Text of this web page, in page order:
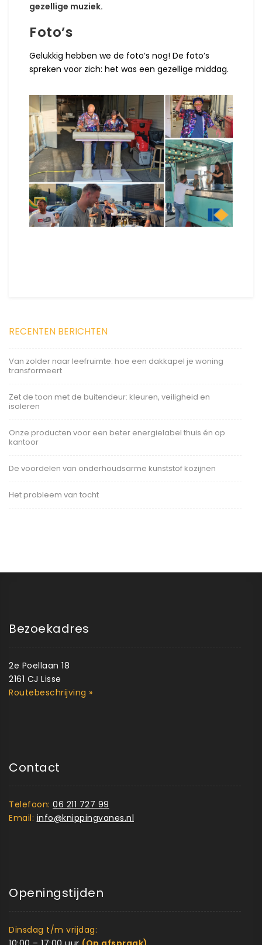
gezellige muziek.
Foto’s
Gelukkig hebben we de foto’s nog! De foto’s
spreken voor zich: het was een gezellige middag.
RECENTEN BERICHTEN
Van zolder naar leefruimte: hoe een dakkapel je woning
transformeert
Zet de toon met de buitendeur: kleuren, veiligheid en
isoleren
Onze producten voor een beter energielabel thuis én op
kantoor
De voordelen van onderhoudsarme kunststof kozijnen
Het probleem van tocht
Bezoekadres
2e Poellaan 18
2161 CJ Lisse
Routebeschrijving »
Contact
Telefoon: 06 211 727 99
Email: info@knippingvanes.nl
Openingstijden
Dinsdag t/m vrijdag: